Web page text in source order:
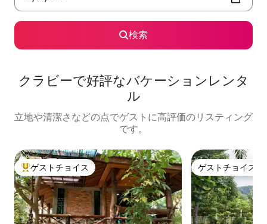
検索
クラビーで好評なバケーションレンタ
ル
立地や清潔さなどの点でゲストに高評価のリスティング
です。
大好評のゲストチョイスです。
ゲストチョイス ゲストチョイス
ゲストチョイス